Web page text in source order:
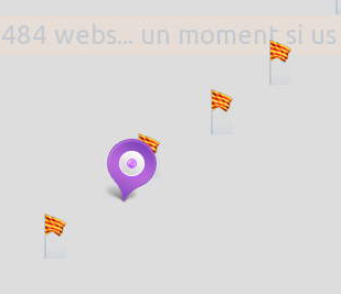
webs... un moment si